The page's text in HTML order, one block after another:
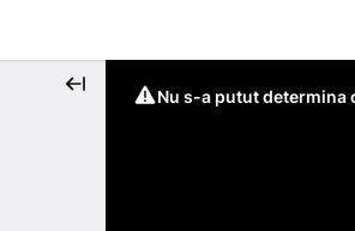
Nu s-a putut